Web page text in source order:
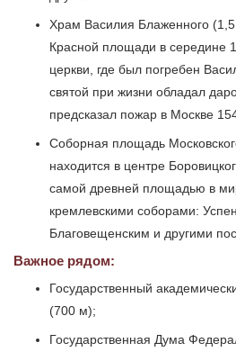
Храм Василия Блаженного
Красной площади в середине
церкви, где был погребен
святой при жизни обладал
предсказал пожар в Москве
Соборная площадь
находится в центре
самой древней площадью в
кремлевскими соборами:
Благовещенским и другими
Важное рядом:
Государственный
(700 м);
Государственная Дума